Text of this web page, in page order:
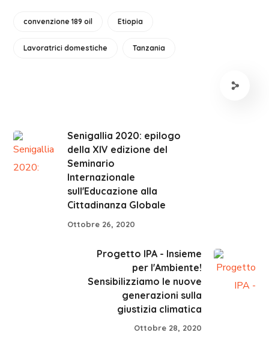
convenzione 189 oil Etiopia
Lavoratrici domestiche Tanzania
Senigallia 2020: epilogo
della XIV edizione del
Seminario
Internazionale
sull'Educazione alla
Cittadinanza Globale
Ottobre 26, 2020
Progetto IPA - Insieme
per l'Ambiente!
Sensibilizziamo le nuove
generazioni sulla
giustizia climatica
Ottobre 28, 2020